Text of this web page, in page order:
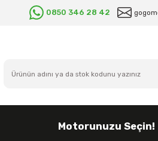
0850 346 28 42
Motorunuzu Seçin!